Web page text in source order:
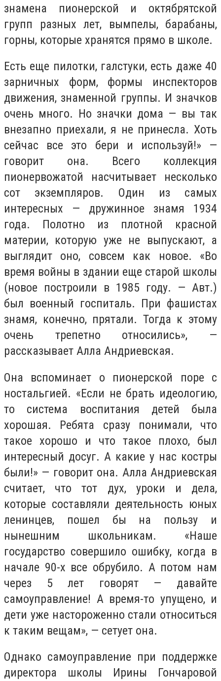
знамена пионерской и октябрятской
групп разных лет, вымпелы, барабаны,
горны, которые хранятся прямо в школе.
Есть еще пилотки, галстуки, есть даже 40
зарничных форм, формы инспекторов
движения, знаменной группы. И значков
очень много. Но значки дома — вы так
внезапно приехали, я не принесла. Хоть
сейчас все это бери и используй!» —
говорит она. Всего коллекция
пионервожатой насчитывает несколько
сот экземпляров. Один из самых
интересных — дружинное знамя 1934
года. Полотно из плотной красной
материи, которую уже не выпускают, а
выглядит оно, совсем как новое. «Во
время войны в здании еще старой школы
(новое построили в 1985 году. — Авт.)
был военный госпиталь. При фашистах
знамя, конечно, прятали. Тогда к этому
очень трепетно относились», —
рассказывает Алла Андриевская.
Она вспоминает о пионерской поре с
ностальгией. «Если не брать идеологию,
то система воспитания детей была
хорошая. Ребята сразу понимали, что
такое хорошо и что такое плохо, был
интересный досуг. А какие у нас костры
были!» — говорит она. Алла Андриевская
считает, что тот дух, уроки и дела,
которые составляли деятельность юных
ленинцев, пошел бы на пользу и
нынешним школьникам. «Наше
государство совершило ошибку, когда в
начале 90-х все обрубило. А потом нам
через 5 лет говорят — давайте
самоуправление! А время-то упущено, и
дети уже настороженно стали относиться
к таким вещам», — сетует она.
Однако самоуправление при поддержке
директора школы Ирины Гончаровой